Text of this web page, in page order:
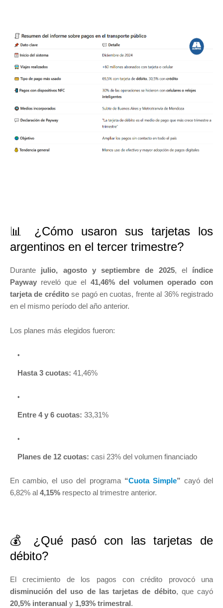
📊 ¿Cómo usaron sus tarjetas los
argentinos en el tercer trimestre?
Durante julio, agosto y septiembre de 2025, el índice
Payway reveló que el 41,46% del volumen operado con
tarjeta de créditose pagó en cuotas, frente al 36% registrado
en el mismo período del año anterior.
Los planes más elegidos fueron:
Hasta 3 cuotas: 41,46%
Entre 4 y 6 cuotas: 33,31%
Planes de 12 cuotas: casi 23% del volumen financiado
En cambio, el uso del programa “Cuota Simple” cayó del
6,82% al 4,15% respecto al trimestre anterior.
💰 ¿Qué pasó con las tarjetas de
débito?
El crecimiento de los pagos con crédito provocó una
disminución del uso de las tarjetas de débito, que cayó
20,5% interanual y 1,93% trimestral.